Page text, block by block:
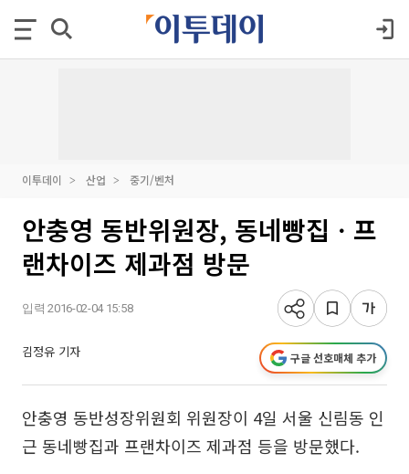
이투데이 산업 중기/벤처
안충영 동반위원장, 동네빵집ㆍ프
랜차이즈 제과점 방문
입력 2016-02-04 15:58
김정유 기자 구글 선호매체 추가
안충영 동반성장위원회 위원장이 4일 서울 신림동 인
근 동네빵집과 프랜차이즈 제과점 등을 방문했다.